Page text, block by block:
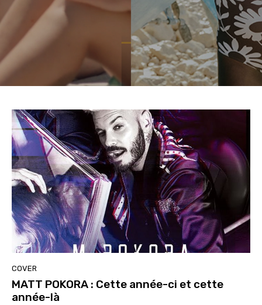
COVER
MATT POKORA : Cette année-ci et cette
année-là